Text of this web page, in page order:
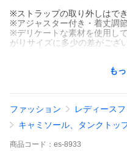
※ストラップの取り外しはで
※アジャスター付き・着丈調
※デリケートな素材を使用し
がりサイズに多少の差がござ
身生地：オーガニックコット
◆原産国
日本製
オーガニックコットン,コット
も
ファッション レディース
キャミソール、タンクトッ
商品 コード： es-8933